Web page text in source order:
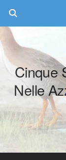
Cinque
Nelle